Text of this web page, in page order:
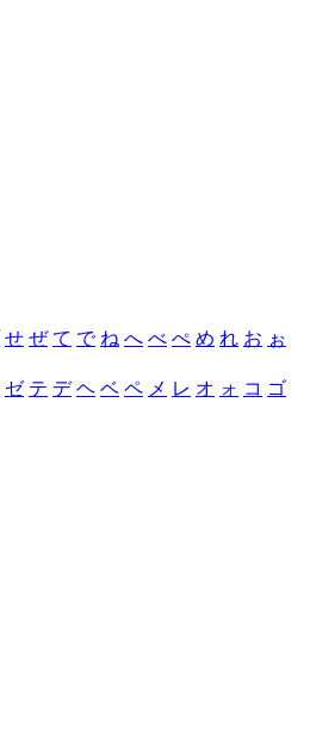
せ ぜ て で ね へ べ ぺ め れ お ぉ
ゼ テ デ ヘ ベ ペ メ レ オ ォ コ ゴ